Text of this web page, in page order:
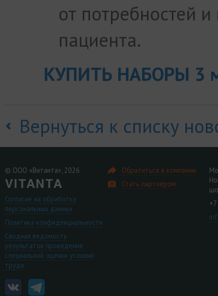
от потребностей
пациента.
КУПИТЬ НАБОРЫ 3
Вернуться к списку
© ООО «Витанта», 2026
Согласие на обработку
персональных данных
Политика конфиденциальности
Сводная ведомость
результатов проведения
специальной оценки условий
труда
Обратиться в компанию
Стать партнером